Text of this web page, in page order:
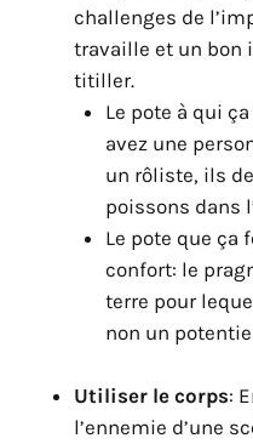
challenges de
travaille et un bon
titiller.
Le pote à qui
avez une
un rôliste, ils
poissons dans
Le pote que ça
confort: le
terre pour
non un
Utiliser le corps:
l’ennemie d’une